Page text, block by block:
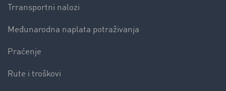
Trransportni nalozi
Međunarodna naplata potraživanja
Praćenje
Rute i troškovi